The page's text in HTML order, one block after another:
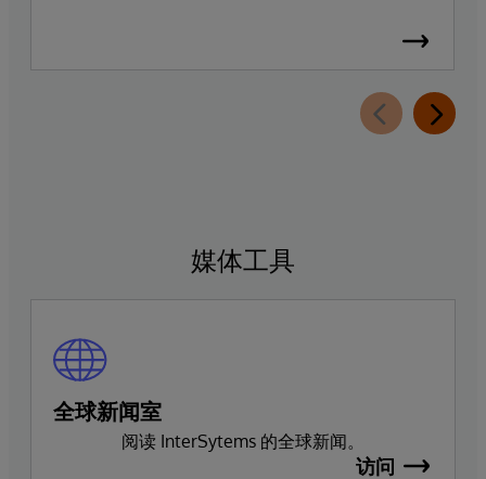
媒体工具
全球新闻室
阅读 InterSytems 的全球新闻。
访问